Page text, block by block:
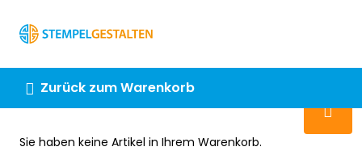
Zurück zum Warenkorb
Chatten Sie 24/7 mit unserem
Kontakt
Sie haben keine Artikel in Ihrem Warenkorb.